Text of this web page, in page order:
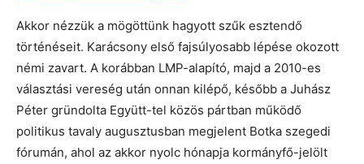
Akkor nézzük a mögöttünk hagyott szűk esztendő
történéseit. Karácsony első fajsúlyosabb lépése okozott
némi zavart. A korábban LMP-alapító, majd a 2010-es
választási vereség után onnan kilépő, később a Juhász
Péter gründolta Együtt-tel közös pártban működő
politikus tavaly augusztusban megjelent Botka szegedi
fórumán, ahol az akkor nyolc hónapja kormányfő-jelölt